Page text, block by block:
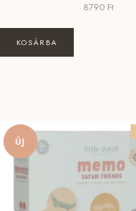
8790 Ft
KOSÁRBA
ÚJ